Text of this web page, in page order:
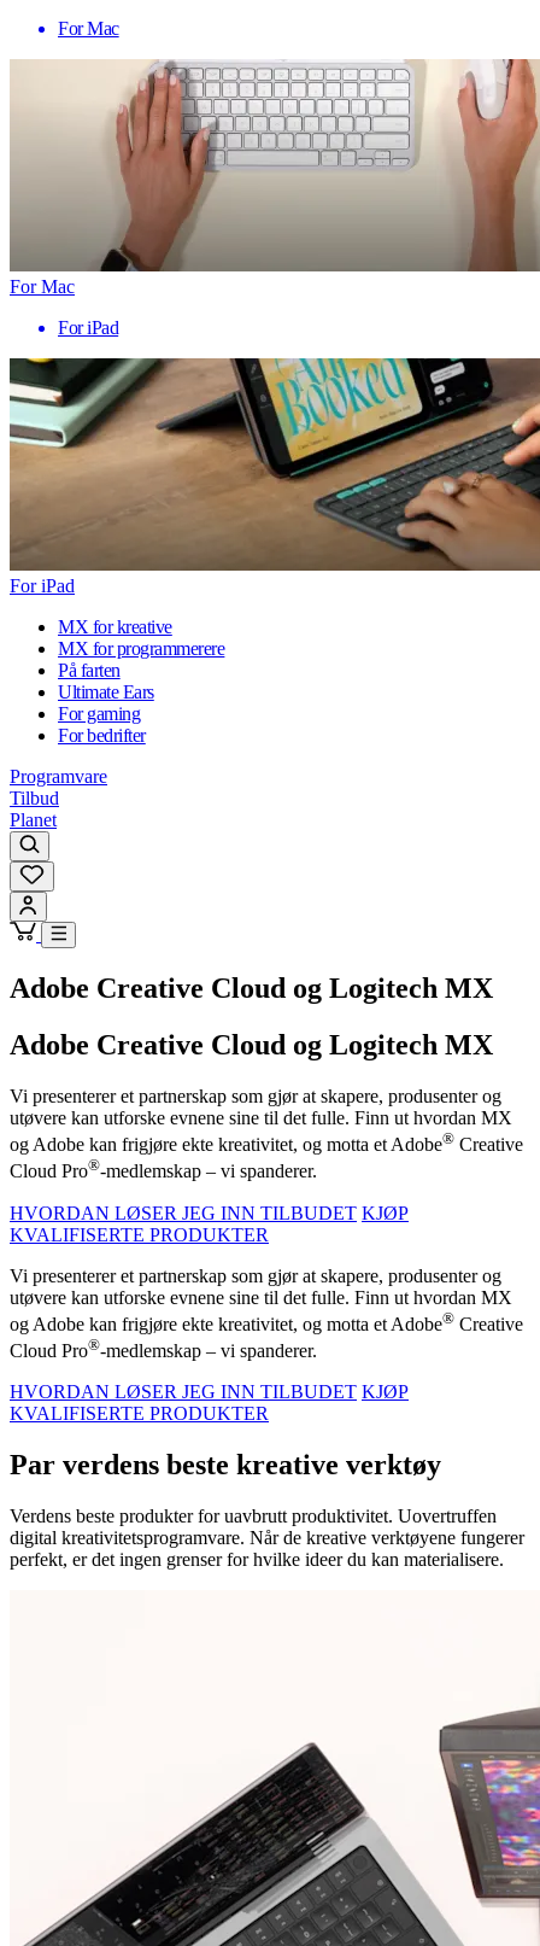
For Mac
For Mac
For iPad
For iPad
MX for kreative
MX for programmerere
På farten
Ultimate Ears
For gaming
For bedrifter
Programvare
Tilbud
Planet
Adobe Creative Cloud og Logitech MX
Adobe Creative Cloud og Logitech MX
Vi presenterer et partnerskap som gjør at skapere, produsenter og
utøvere kan utforske evnene sine til det fulle. Finn ut hvordan MX
og Adobe kan frigjøre ekte kreativitet, og motta et Adobe® Creative
Cloud Pro®-medlemskap – vi spanderer.
HVORDAN LØSER JEG INN TILBUDET KJØP
KVALIFISERTE PRODUKTER
Vi presenterer et partnerskap som gjør at skapere, produsenter og
utøvere kan utforske evnene sine til det fulle. Finn ut hvordan MX
og Adobe kan frigjøre ekte kreativitet, og motta et Adobe® Creative
Cloud Pro®-medlemskap – vi spanderer.
HVORDAN LØSER JEG INN TILBUDET KJØP
KVALIFISERTE PRODUKTER
Par verdens beste kreative verktøy
Verdens beste produkter for uavbrutt produktivitet. Uovertruffen
digital kreativitetsprogramvare. Når de kreative verktøyene fungerer
perfekt, er det ingen grenser for hvilke ideer du kan materialisere.